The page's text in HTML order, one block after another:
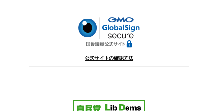
公式サイトの確認方法